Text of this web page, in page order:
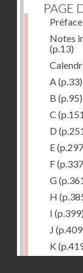
PAGE
Préface
Notes
(p.13)
A (p.33)
B (p.95)
C
D
E
F
G
H
I (p.399)
J
K